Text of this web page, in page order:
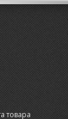
товара